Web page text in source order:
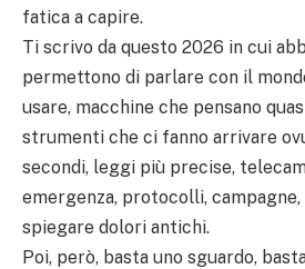
fatica a capire.
Ti scrivo da questo 2026 in cui
permettono di parlare con il
usare, macchine che pensano
strumenti che ci fanno arrivare
secondi, leggi più precise,
emergenza, protocolli,
spiegare dolori antichi.
Poi, però, basta uno sguardo,